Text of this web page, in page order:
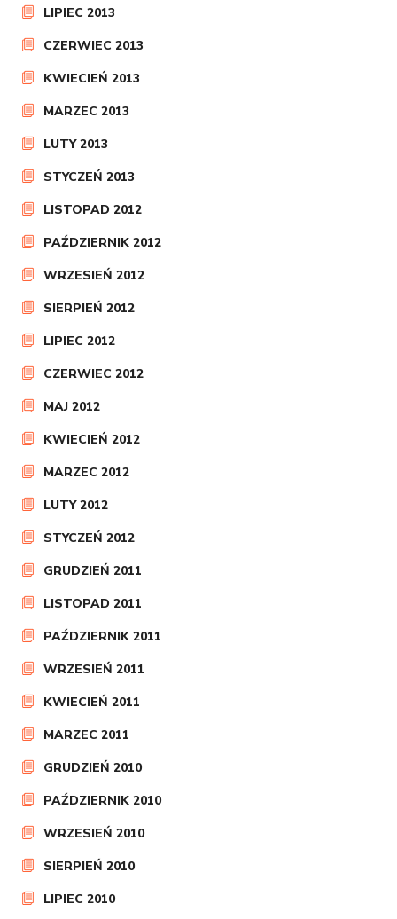
LIPIEC 2013
CZERWIEC 2013
KWIECIEŃ 2013
MARZEC 2013
LUTY 2013
STYCZEŃ 2013
LISTOPAD 2012
PAŹDZIERNIK 2012
WRZESIEŃ 2012
SIERPIEŃ 2012
LIPIEC 2012
CZERWIEC 2012
MAJ 2012
KWIECIEŃ 2012
MARZEC 2012
LUTY 2012
STYCZEŃ 2012
GRUDZIEŃ 2011
LISTOPAD 2011
PAŹDZIERNIK 2011
WRZESIEŃ 2011
KWIECIEŃ 2011
MARZEC 2011
GRUDZIEŃ 2010
PAŹDZIERNIK 2010
WRZESIEŃ 2010
SIERPIEŃ 2010
LIPIEC 2010